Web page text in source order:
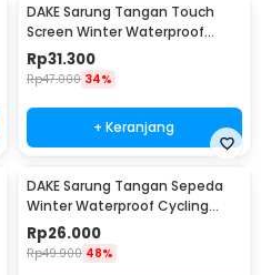
DAKE Sarung Tangan Touch
Screen Winter Waterproof
Cycling Gloves L - D021
Rp31.300
Rp47.000 34%
+ Keranjang
DAKE Sarung Tangan Sepeda
Winter Waterproof Cycling
Gloves XL - KG079
Rp26.000
Rp49.900 48%